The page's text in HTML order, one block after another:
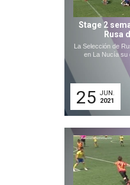
Stage 2
Rusa
La Selección de
en La Nucía su
25 JUN.
2021